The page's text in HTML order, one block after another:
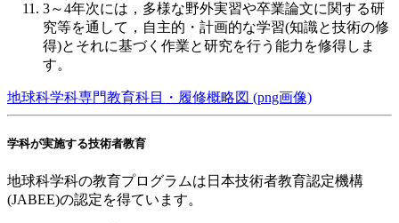
3～4年次には，多様な野外実習や卒業論文に関する研
究等を通して，自主的・計画的な学習(知識と技術の修
得)とそれに基づく作業と研究を行う能力を修得しま
す。
地球科学科専門教育科目・履修概略図 (png画像)
学科が実施する技術者教育
地球科学科の教育プログラムは日本技術者教育認定機構
(JABEE)の認定を得ています。